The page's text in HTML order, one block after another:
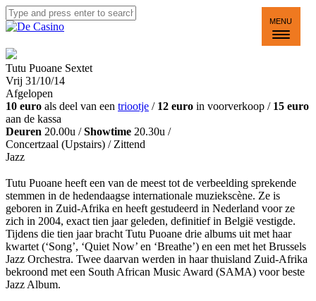
Tutu Puoane Sextet
Vrij 31/10/14
Afgelopen
10 euro als deel van een triootje / 12 euro in voorverkoop / 15 euro
aan de kassa
Deuren 20.00u /Showtime 20.30u /
Concertzaal (Upstairs) / Zittend
Jazz
Tutu Puoane heeft een van de meest tot de verbeelding sprekende
stemmen in de hedendaagse internationale muziekscène. Ze is
geboren in Zuid-Afrika en heeft gestudeerd in Nederland voor ze
zich in 2004, exact tien jaar geleden, definitief in België vestigde.
Tijdens die tien jaar bracht Tutu Puoane drie albums uit met haar
kwartet (‘Song’, ‘Quiet Now’ en ‘Breathe’) en een met het Brussels
Jazz Orchestra. Twee daarvan werden in haar thuisland Zuid-Afrika
bekroond met een South African Music Award (SAMA) voor beste
Jazz Album.
MENU